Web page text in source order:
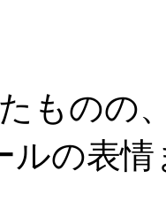
ものの
ルの表